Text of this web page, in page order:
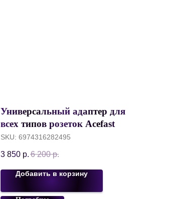
Универсальный адаптер для
всех типов розеток Acefast Z1
GAN Travel Adapter Universal
Socket 2300W EU/UK/US/AUS
Plugs + GAN 75W 3C+2USB,
Черный+Серый
SKU: 6974316282495
3 850 р. 6 200 р.
Добавить в корзину